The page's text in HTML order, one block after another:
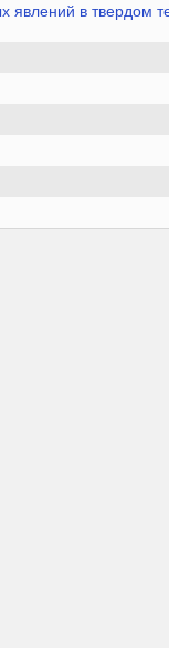
явлений в твердом